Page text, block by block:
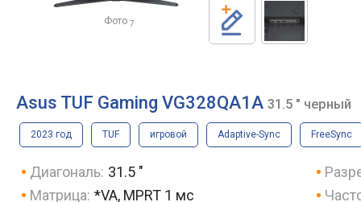
Фото 7
Asus TUF Gaming VG328QA1A 31.5 " черный
2023 год TUF игровой Adaptive-Sync FreeSync
Диагональ: 31.5 "
Матрица: *VA, MPRT 1 мс